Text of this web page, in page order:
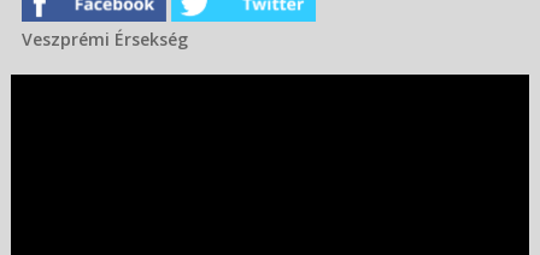
Veszprémi Érsekség